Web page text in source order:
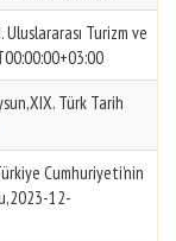
Uluslararası Turizm ve
Türk Tarih
Cumhuriyeti’nin
12-